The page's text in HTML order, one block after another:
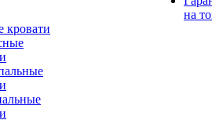
кровати
на